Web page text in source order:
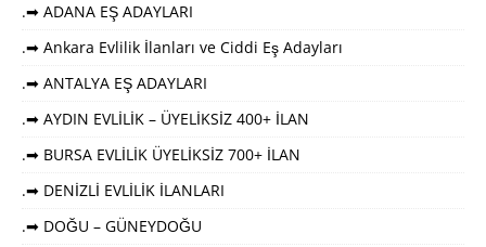
.➡ ADANA EŞ ADAYLARI
.➡ Ankara Evlilik İlanları ve Ciddi Eş Adayları
.➡ ANTALYA EŞ ADAYLARI
.➡ AYDIN EVLİLİK – ÜYELİKSİZ 400+ İLAN
.➡ BURSA EVLİLİK ÜYELİKSİZ 700+ İLAN
.➡ DENİZLİ EVLİLİK İLANLARI
.➡ DOĞU – GÜNEYDOĞU